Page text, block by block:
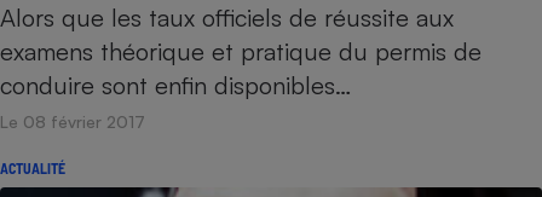
Alors que les taux officiels de réussite aux
examens théorique et pratique du permis de
conduire sont enfin disponibles…
Le 08 février 2017
ACTUALITÉ